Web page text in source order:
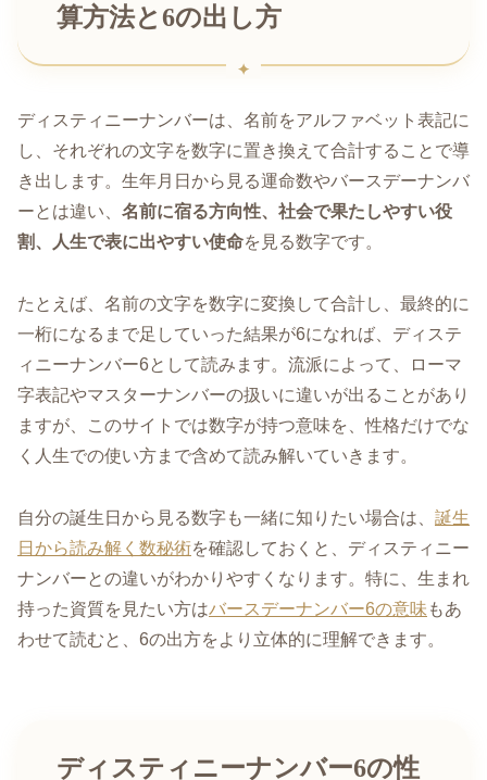
算方法と6の出し方
ディスティニーナンバーは、名前をアルファベット表記に
し、それぞれの文字を数字に置き換えて合計することで導
き出します。生年月日から見る運命数やバースデーナンバ
ーとは違い、 名前に宿る方向性、社会で果たしやすい役
割、人生で表に出やすい使命を見る数字です。
たとえば、名前の文字を数字に変換して合計し、最終的に
一桁になるまで足していった結果が6になれば、ディステ
ィニーナンバー6として読みます。流派によって、ローマ
字表記やマスターナンバーの扱いに違いが出ることがあり
ますが、このサイトでは数字が持つ意味を、性格だけでな
く人生での使い方まで含めて読み解いていきます。
自分の誕生日から見る数字も一緒に知りたい場合は、 誕生
日から読み解く数秘術を確認しておくと、ディスティニー
ナンバーとの違いがわかりやすくなります。特に、生まれ
持った資質を見たい方はバースデーナンバー6の意味 もあ
わせて読むと、6の出方をより立体的に理解できます。
ディスティニーナンバー6の性